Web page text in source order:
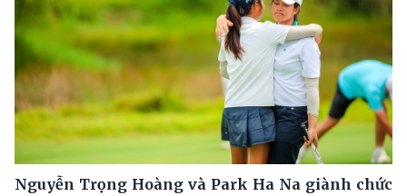
Nguyễn Trọng Hoàng và Park Ha Na giành chức